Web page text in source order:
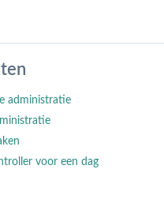
administratie
voor een dag